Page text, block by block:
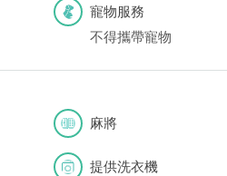
寵物服務
不得攜帶寵物
麻將
提供洗衣機